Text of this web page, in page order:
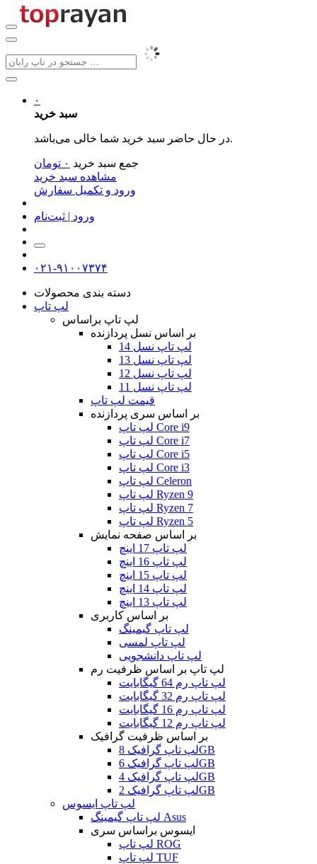
۰
سبد خرید
در حال حاضر سبد خرید شما خالی می‌باشد.
جمع سبد خرید ۰ تومان
مشاهده سبد خرید
ورود و تکمیل سفارش
ورود | ثبت‌نام
۰۲۱-۹۱۰۰۷۳۷۴
دسته بندی محصولات
لپ تاپ
لپ تاپ براساس
بر اساس نسل پردازنده
لپ تاپ نسل 14
لپ تاپ نسل 13
لپ تاپ نسل 12
لپ تاپ نسل 11
قیمت لپ تاپ
بر اساس سری پردازنده
لپ تاپ Core i9
لپ تاپ Core i7
لپ تاپ Core i5
لپ تاپ Core i3
لپ تاپ Celeron
لپ تاپ Ryzen 9
لپ تاپ Ryzen 7
لپ تاپ Ryzen 5
بر اساس صفحه نمایش
لپ تاپ 17 اینچ
لپ تاپ 16 اینچ
لپ تاپ 15 اینچ
لپ تاپ 14 اینچ
لپ تاپ 13 اینچ
بر اساس کاربری
لپ تاپ گیمینگ
لپ تاپ لمسی
لپ تاپ دانشجویی
لپ تاپ بر اساس ظرفیت رم
لپ تاپ رم 64 گیگابایت
لپ تاپ رم 32 گیگابایت
لپ تاپ رم 16 گیگابایت
لپ تاپ رم 12 گیگابایت
بر اساس ظرفیت گرافیک
لپ تاپ گرافیک 8GB
لپ تاپ گرافیک 6GB
لپ تاپ گرافیک 4GB
لپ تاپ گرافیک 2GB
لپ تاپ ایسوس
لپ تاپ گیمینگ Asus
ایسوس براساس سری
لپ تاپ ROG
لپ تاپ TUF